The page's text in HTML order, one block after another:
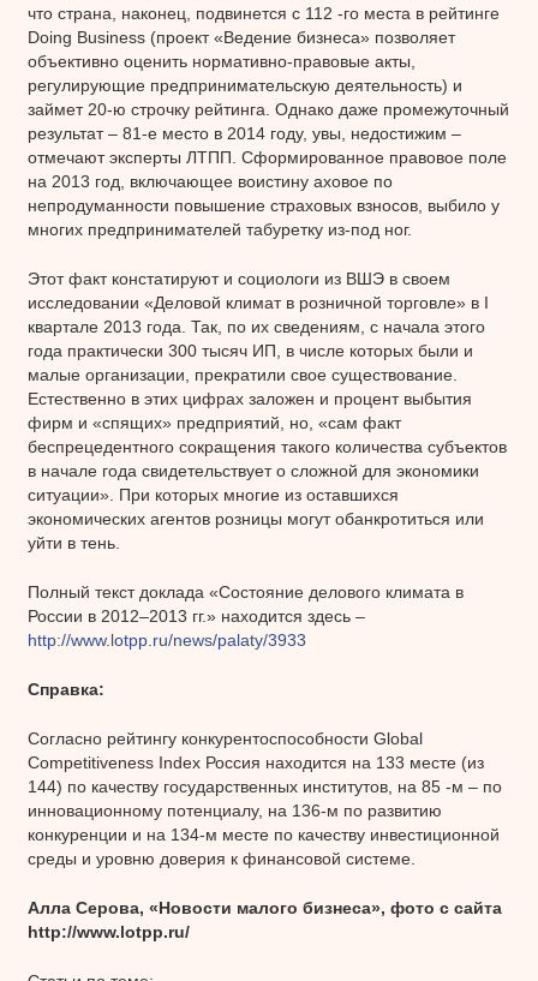
что страна, наконец, подвинется с 112 -го места в рейтинге
Doing Business (проект «Ведение бизнеса» позволяет
объективно оценить нормативно-правовые акты,
регулирующие предпринимательскую деятельность) и
займет 20-ю строчку рейтинга. Однако даже промежуточный
результат – 81-е место в 2014 году, увы, недостижим –
отмечают эксперты ЛТПП. Сформированное правовое поле
на 2013 год, включающее воистину аховое по
непродуманности повышение страховых взносов, выбило у
многих предпринимателей табуретку из-под ног.
Этот факт констатируют и социологи из ВШЭ в своем
исследовании «Деловой климат в розничной торговле» в I
квартале 2013 года. Так, по их сведениям, с начала этого
года практически 300 тысяч ИП, в числе которых были и
малые организации, прекратили свое существование.
Естественно в этих цифрах заложен и процент выбытия
фирм и «спящих» предприятий, но, «сам факт
беспрецедентного сокращения такого количества субъектов
в начале года свидетельствует о сложной для экономики
ситуации». При которых многие из оставшихся
экономических агентов розницы могут обанкротиться или
уйти в тень.
Полный текст доклада «Состояние делового климата в
России в 2012–2013 гг.» находится здесь –
http://www.lotpp.ru/news/palaty/3933
Справка:
Согласно рейтингу конкурентоспособности Global
Competitiveness Index Россия находится на 133 месте (из
144) по качеству государственных институтов, на 85 -м – по
инновационному потенциалу, на 136-м по развитию
конкуренции и на 134-м месте по качеству инвестиционной
среды и уровню доверия к финансовой системе.
Алла Серова, «Новости малого бизнеса», фото с сайта
http://www.lotpp.ru/